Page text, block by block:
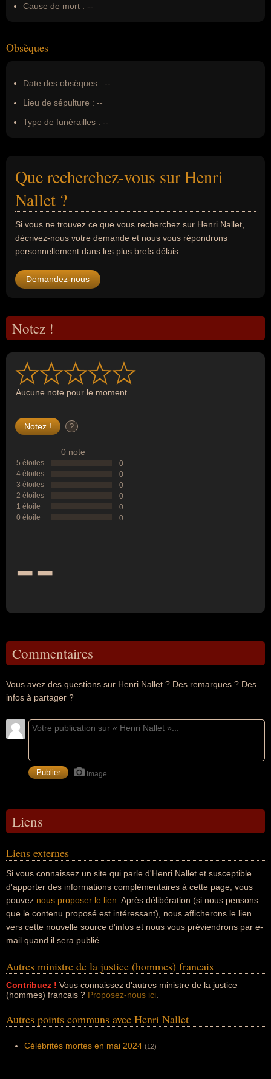
Cause de mort : --
Obsèques
Date des obsèques : --
Lieu de sépulture : --
Type de funérailles : --
Que recherchez-vous sur Henri
Nallet ?
Si vous ne trouvez ce que vous recherchez sur Henri Nallet,
décrivez-nous votre demande et nous vous répondrons
personnellement dans les plus brefs délais.
Demandez-nous
Notez !
Aucune note pour le moment...
?
0 note
5 étoiles
0
4 étoiles
0
3 étoiles
0
2 étoiles
0
1 étoile
0
0 étoile
0
--
Commentaires
Vous avez des questions sur Henri Nallet ? Des remarques ? Des
infos à partager ?
Image
Liens
Liens externes
Si vous connaissez un site qui parle d'Henri Nallet et susceptible
d'apporter des informations complémentaires à cette page, vous
pouvez nous proposer le lien . Après délibération (si nous pensons
que le contenu proposé est intéressant), nous afficherons le lien
vers cette nouvelle source d'infos et nous vous préviendrons par e-
mail quand il sera publié.
Autres ministre de la justice (hommes) francais
Contribuez ! Vous connaissez d'autres ministre de la justice
(hommes) francais ? Proposez-nous ici
Autres points communs avec Henri Nallet
Célébrités mortes en mai 2024 (12)